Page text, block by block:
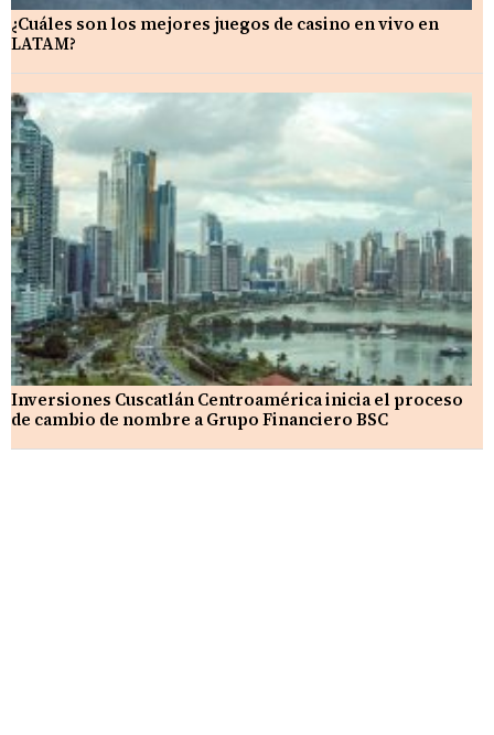
¿Cuáles son los mejores juegos de casino en vivo en
LATAM?
Inversiones Cuscatlán Centroamérica inicia el proceso
de cambio de nombre a Grupo Financiero BSC